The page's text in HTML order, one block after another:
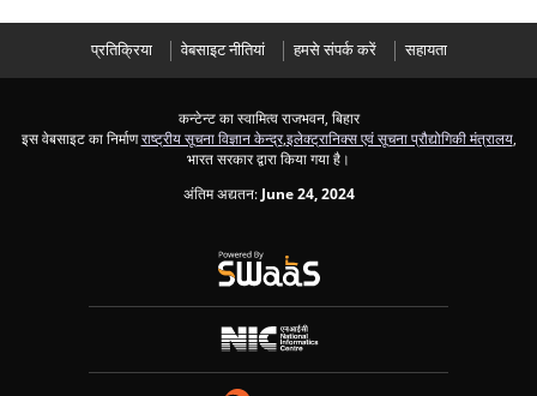
प्रतिक्रिया वेबसाइट नीतियां हमसे संपर्क करें सहायता
कन्टेन्ट का स्वामित्व राजभवन, बिहार
इस वेबसाइट का निर्माणराष्ट्रीय सूचना विज्ञान केन्द्र,इलेक्ट्रानिक्स एवं सूचना प्रौद्योगिकी मंत्रालय,
भारत सरकार द्वारा किया गया है।
अंतिम अद्यतन: June 24, 2024